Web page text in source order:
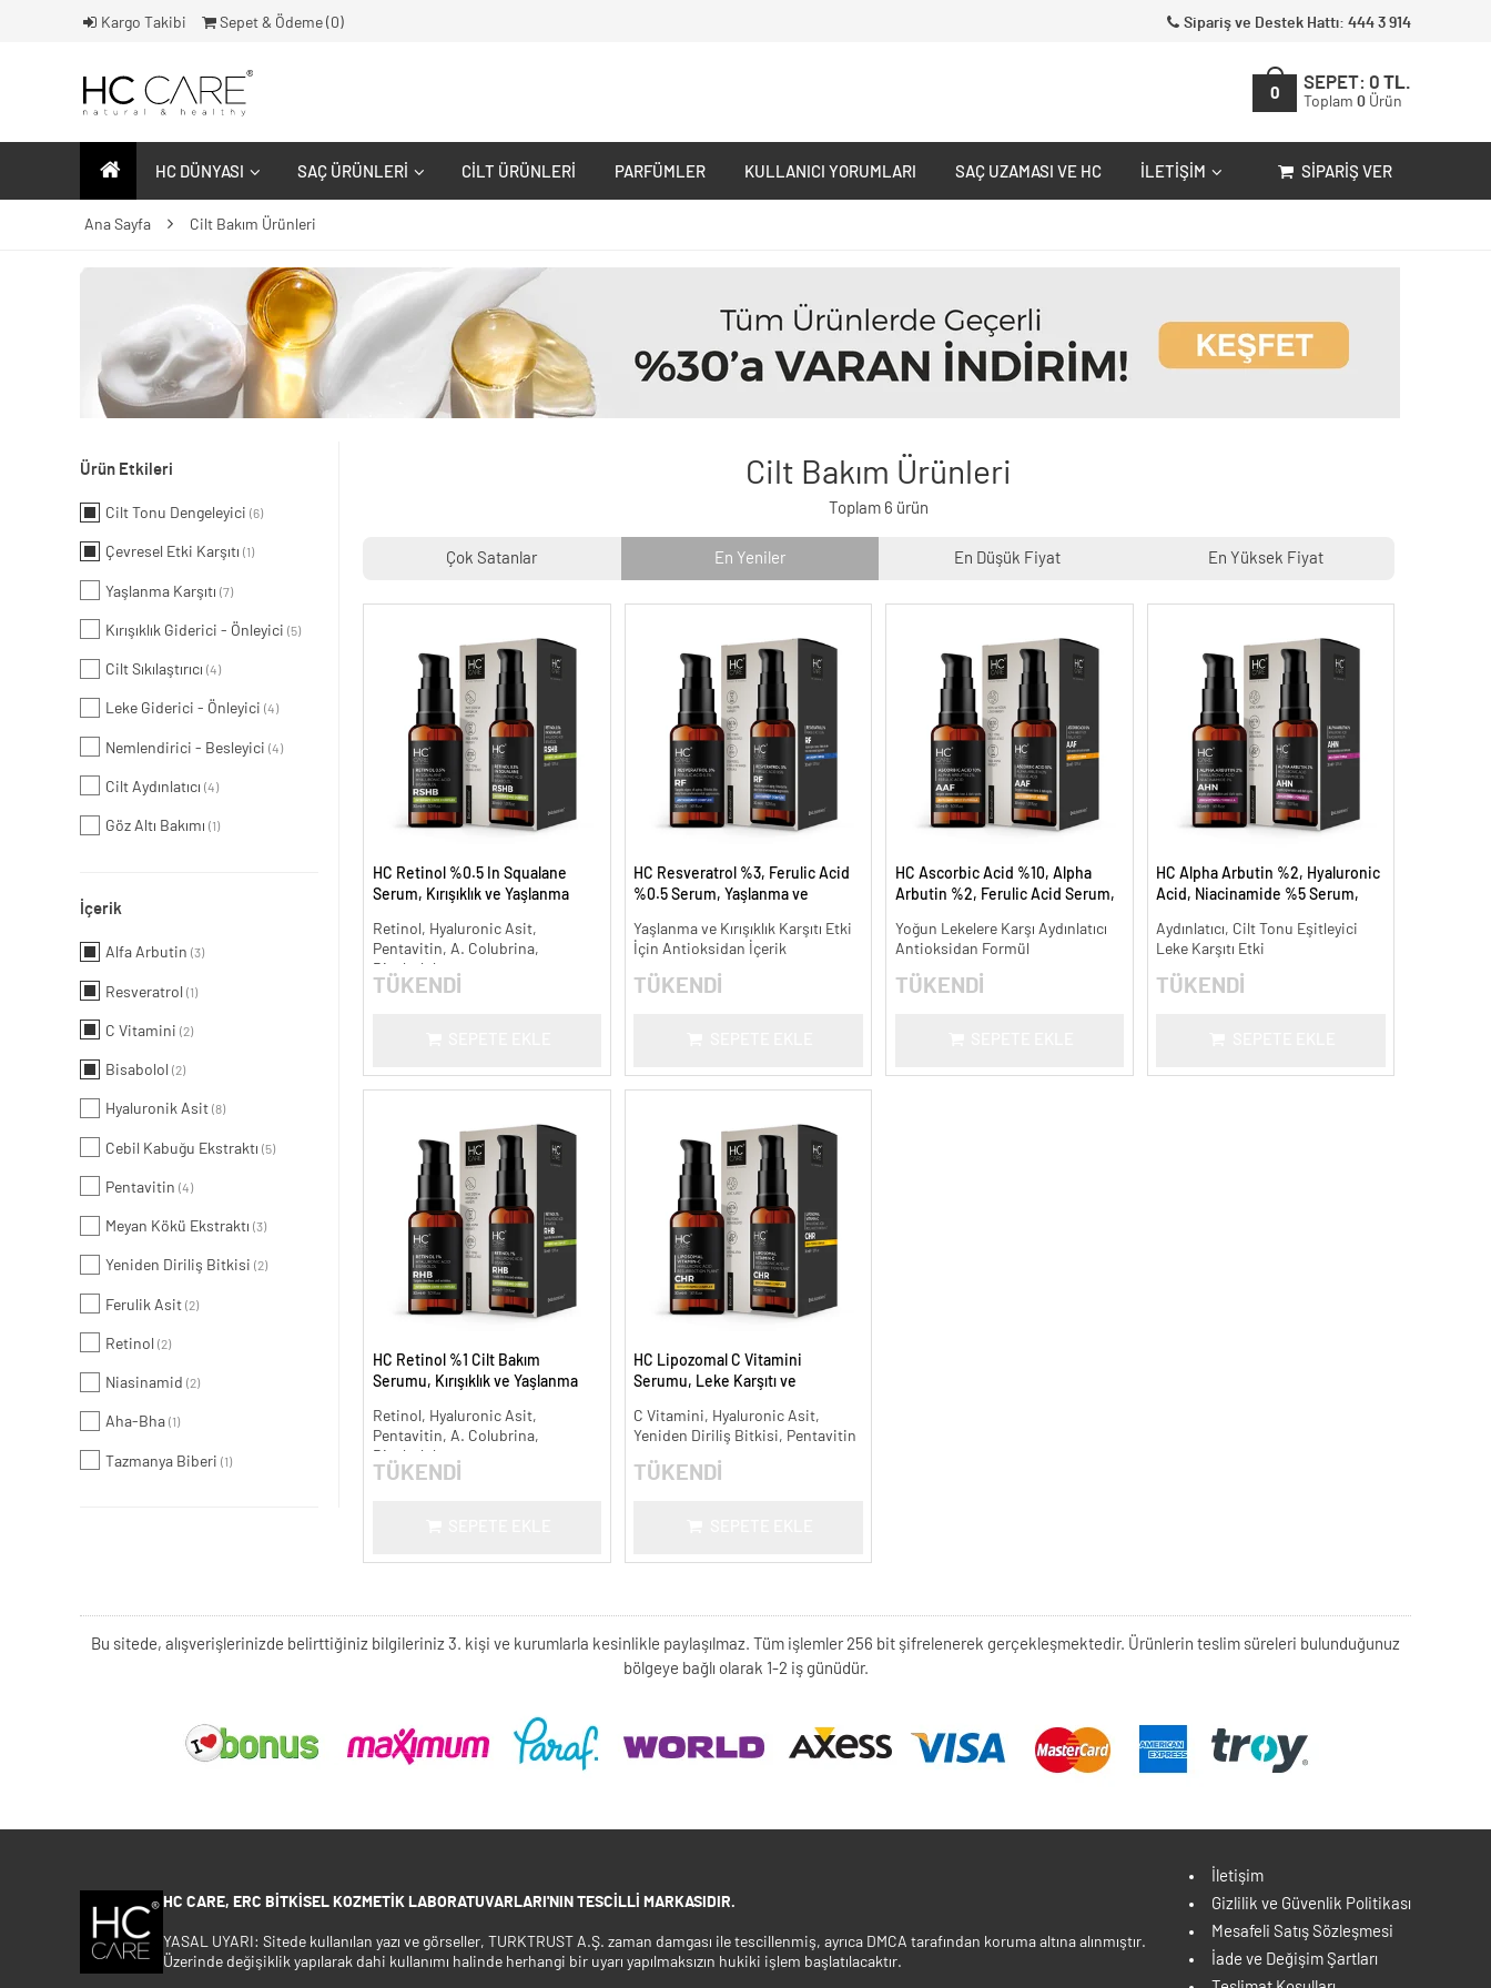
Kargo Takibi Sepet & Ödeme ( 0) Sipariş ve Destek Hattı: 444 3 914
0
SEPET: 0 TL.
Toplam 0 Ürün
HC DÜNYASI SAÇ ÜRÜNLERI CILT ÜRÜNLERI PARFÜMLER KULLANICI YORUMLARI SAÇ UZAMASI VE HC İLETIŞIM SIPARIŞ VER
Ana Sayfa Cilt Bakım Ürünleri
Ürün Etkileri
Cilt Tonu Dengeleyici (6)
Çevresel Etki Karşıtı (1)
Yaşlanma Karşıtı (7)
Kırışıklık Giderici - Önleyici (5)
Cilt Sıkılaştırıcı (4)
Leke Giderici - Önleyici (4)
Nemlendirici - Besleyici (4)
Cilt Aydınlatıcı (4)
Göz Altı Bakımı (1)
İçerik
Alfa Arbutin (3)
Resveratrol (1)
C Vitamini (2)
Bisabolol (2)
Hyaluronik Asit (8)
Cebil Kabuğu Ekstraktı (5)
Pentavitin (4)
Meyan Kökü Ekstraktı (3)
Yeniden Diriliş Bitkisi (2)
Ferulik Asit (2)
Retinol (2)
Niasinamid (2)
Aha-Bha (1)
Tazmanya Biberi (1)
Cilt Bakım Ürünleri
Toplam 6 ürün
Çok Satanlar En Yeniler En Düşük Fiyat En Yüksek Fiyat
HC Retinol %0.5 In Squalane
Serum, Kırışıklık ve Yaşlanma
Retinol, Hyaluronic Asit,
Pentavitin, A. Colubrina,
Bisabolol
TÜKENDİ
HC Resveratrol %3, Ferulic Acid
%0.5 Serum, Yaşlanma ve
Yaşlanma ve Kırışıklık Karşıtı Etki
İçin Antioksidan İçerik
TÜKENDİ
HC Ascorbic Acid %10, Alpha
Arbutin %2, Ferulic Acid Serum,
ml.
Yoğun Lekelere Karşı Aydınlatıcı
Antioksidan Formül
TÜKENDİ
HC Alpha Arbutin %2, Hyaluronic
Acid, Niacinamide %5 Serum,
Aydınlatıcı, Cilt Tonu Eşitleyici
Leke Karşıtı Etki
TÜKENDİ
HC Retinol %1 Cilt Bakım
Serumu, Kırışıklık ve Yaşlanma
Retinol, Hyaluronic Asit,
Pentavitin, A. Colubrina,
Bisabolol
TÜKENDİ
HC Lipozomal C Vitamini
Serumu, Leke Karşıtı ve
C Vitamini, Hyaluronic Asit,
Yeniden Diriliş Bitkisi, Pentavitin
TÜKENDİ
Bu sitede, alışverişlerinizde belirttiğiniz bilgileriniz 3. kişi ve kurumlarla kesinlikle paylaşılmaz. Tüm işlemler 256 bit şifrelenerek gerçekleşmektedir. Ürünlerin teslim süreleri bulunduğunuz
bölgeye bağlı olarak 1-2 iş günüdür.
HC CARE, ERC BITKISEL KOZMETIK LABORATUVARLARI'NIN TESCILLI MARKASIDIR.
YASAL UYARI: Sitede kullanılan yazı ve görseller, TURKTRUST A.Ş. zaman damgası ile tescillenmiş, ayrıca DMCA tarafından koruma altına alınmıştır.
Üzerinde değişiklik yapılarak dahi kullanımı halinde herhangi bir uyarı yapılmaksızın hukiki işlem başlatılacaktır.
İletişim
Gizlilik ve Güvenlik Politikası
Mesafeli Satış Sözleşmesi
İade ve Değişim Şartları